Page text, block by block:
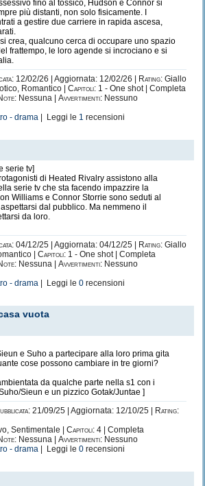
fino al tossico, Hudson e Connor si
più distanti, non solo fisicamente. I
a gestire due carriere in rapida ascesa,
crea, qualcuno cerca di occupare uno spazio
frattempo, le loro agende si incrociano e si
12/02/26 | Aggiornata: 12/02/26 | Rating: Giallo
Romantico | Capitoli: 1 - One shot | Completa
Nessuna | Avvertimenti: Nessuno
- drama | Leggi le 1 recensioni
serie tv]
di Heated Rivalry assistono alla
serie tv che sta facendo impazzire la
Williams e Connor Storrie sono seduti al
dal pubblico. Ma nemmeno il
da loro.
04/12/25 | Aggiornata: 04/12/25 | Rating: Giallo
| Capitoli: 1 - One shot | Completa
Nessuna | Avvertimenti: Nessuno
- drama | Leggi le 0 recensioni
vuota
e Suho a partecipare alla loro prima gita
cose possono cambiare in tre giorni?
da qualche parte nella s1 con i
Sieun e un pizzico Gotak/Juntae ]
21/09/25 | Aggiornata: 12/10/25 |
Rating:
Sentimentale | Capitoli: 4 | Completa
Nessuna | Avvertimenti: Nessuno
- drama | Leggi le 0 recensioni